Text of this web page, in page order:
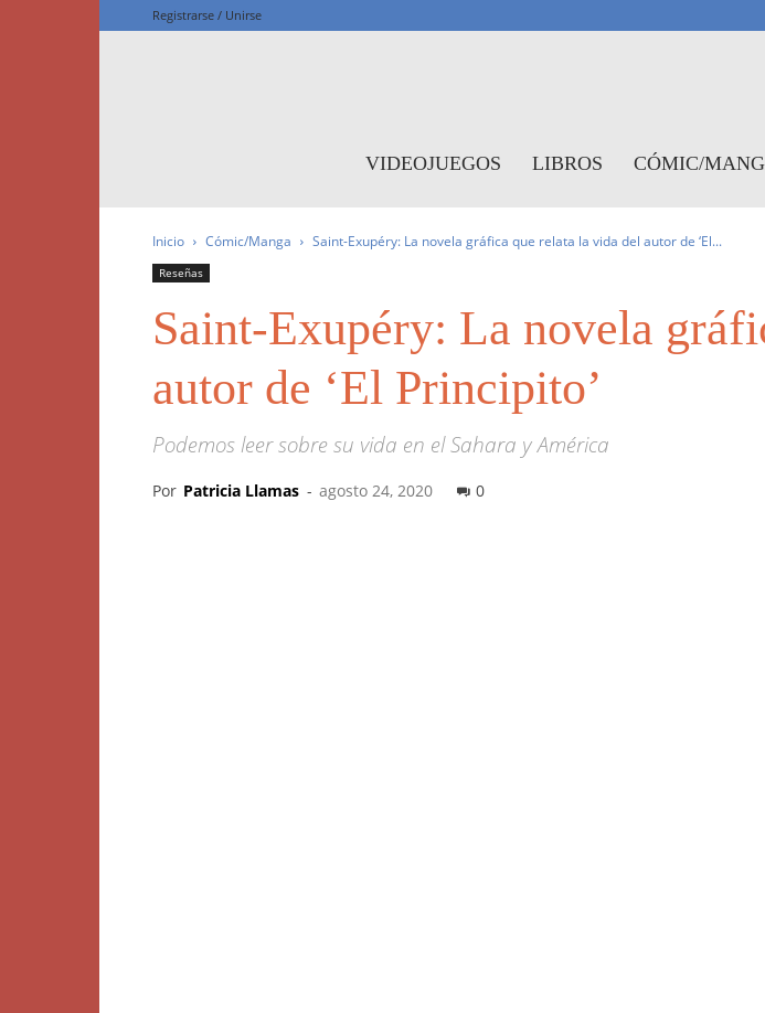
Registrarse / Unirse
VIDEOJUEGOS LIBROS CÓMIC/
Inicio Cómic/Manga Saint-Exupéry: La novela gráfica que relata la vida del autor de ‘El...
Reseñas
Saint-Exupéry: La novela
autor de ‘El Principito’
Podemos leer sobre su vida en el Sahara y América
Por Patricia Llamas - agosto 24, 2020 0